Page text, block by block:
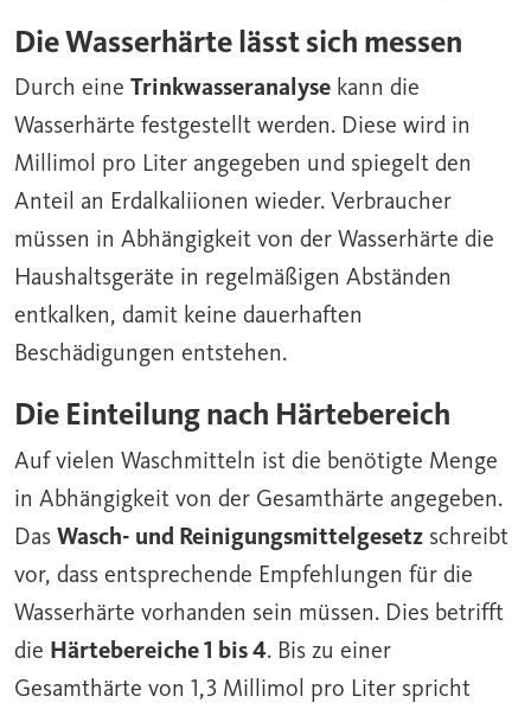
Die Wasserhärte lässt sich messen
Durch eine Trinkwasseranalyse kann die
Wasserhärte festgestellt werden. Diese wird in
Millimol pro Liter angegeben und spiegelt den
Anteil an Erdalkaliionen wieder. Verbraucher
müssen in Abhängigkeit von der Wasserhärte die
Haushaltsgeräte in regelmäßigen Abständen
entkalken, damit keine dauerhaften
Beschädigungen entstehen.
Die Einteilung nach Härtebereich
Auf vielen Waschmitteln ist die benötigte Menge
in Abhängigkeit von der Gesamthärte angegeben.
Das Wasch- und Reinigungsmittelgesetz schreibt
vor, dass entsprechende Empfehlungen für die
Wasserhärte vorhanden sein müssen. Dies betrifft
die Härtebereiche 1 bis 4. Bis zu einer
Gesamthärte von 1,3 Millimol pro Liter spricht